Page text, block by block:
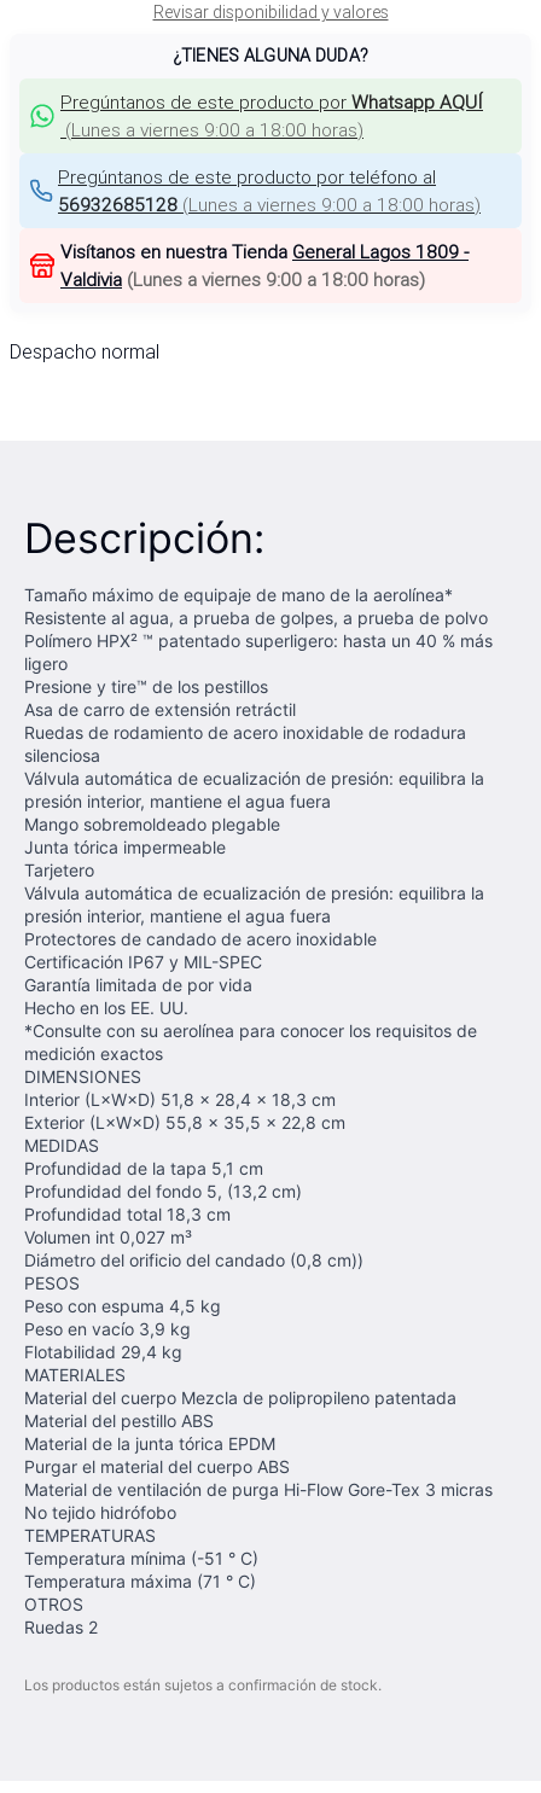
Revisar disponibilidad y valores
¿TIENES ALGUNA DUDA?
Pregúntanos de este producto por Whatsapp AQUÍ
(Lunes a viernes 9:00 a 18:00 horas)
Pregúntanos de este producto por teléfono al
56932685128 (Lunes a viernes 9:00 a 18:00 horas)
Visítanos en nuestra Tienda General Lagos 1809 -
Valdivia (Lunes a viernes 9:00 a 18:00 horas)
Despacho normal
Descripción:
Tamaño máximo de equipaje de mano de la aerolínea*
Resistente al agua, a prueba de golpes, a prueba de polvo
Polímero HPX² ™ patentado superligero: hasta un 40 % más
ligero
Presione y tire™ de los pestillos
Asa de carro de extensión retráctil
Ruedas de rodamiento de acero inoxidable de rodadura
silenciosa
Válvula automática de ecualización de presión: equilibra la
presión interior, mantiene el agua fuera
Mango sobremoldeado plegable
Junta tórica impermeable
Tarjetero
Válvula automática de ecualización de presión: equilibra la
presión interior, mantiene el agua fuera
Protectores de candado de acero inoxidable
Certificación IP67 y MIL-SPEC
Garantía limitada de por vida
Hecho en los EE. UU.
*Consulte con su aerolínea para conocer los requisitos de
medición exactos
DIMENSIONES
Interior (L×W×D) 51,8 x 28,4 x 18,3 cm
Exterior (L×W×D) 55,8 x 35,5 x 22,8 cm
MEDIDAS
Profundidad de la tapa 5,1 cm
Profundidad del fondo 5, (13,2 cm)
Profundidad total 18,3 cm
Volumen int 0,027 m³
Diámetro del orificio del candado (0,8 cm))
PESOS
Peso con espuma 4,5 kg
Peso en vacío 3,9 kg
Flotabilidad 29,4 kg
MATERIALES
Material del cuerpo Mezcla de polipropileno patentada
Material del pestillo ABS
Material de la junta tórica EPDM
Purgar el material del cuerpo ABS
Material de ventilación de purga Hi-Flow Gore-Tex 3 micras
No tejido hidrófobo
TEMPERATURAS
Temperatura mínima (-51 ° C)
Temperatura máxima (71 ° C)
OTROS
Ruedas 2
Los productos están sujetos a confirmación de stock.